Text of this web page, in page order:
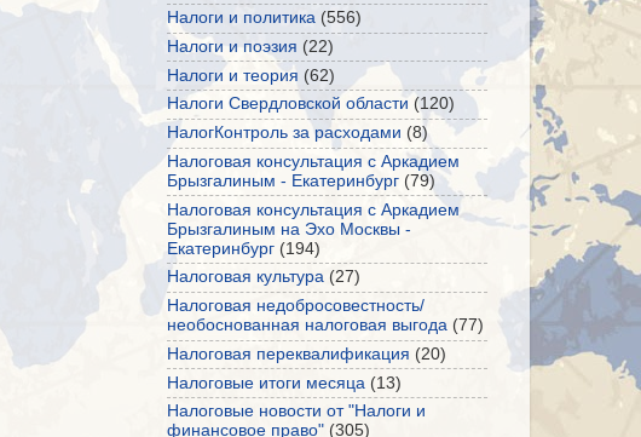
Налоги и политика (556)
Налоги и поэзия (22)
Налоги и теория (62)
Налоги Свердловской области (120)
НалогКонтроль за расходами (8)
Налоговая консультация с Аркадием
Брызгалиным - Екатеринбург (79)
Налоговая консультация с Аркадием
Брызгалиным на Эхо Москвы -
Екатеринбург (194)
Налоговая культура (27)
Налоговая недобросовестность/
необоснованная налоговая выгода (77)
Налоговая переквалификация (20)
Налоговые итоги месяца (13)
Налоговые новости от "Налоги и
финансовое право" (305)